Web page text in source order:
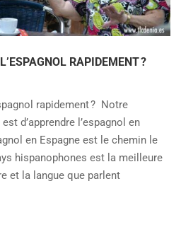
RAPIDEMENT ?
rapidement ? Notre
d’apprendre l’espagnol en
en Espagne est le chemin le
hispanophones est la meilleure
et la langue que parlent